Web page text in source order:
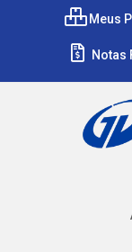
Meus
Notas